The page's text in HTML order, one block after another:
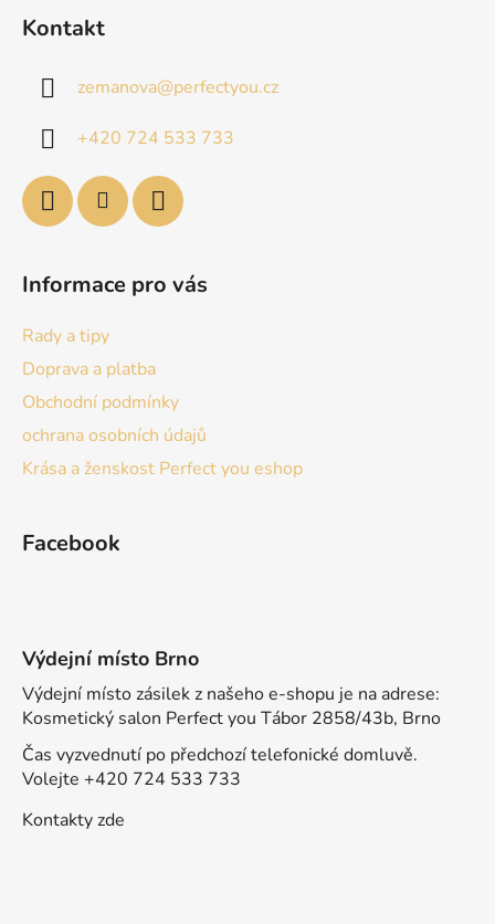
Kontakt
zemanova@perfectyou.cz
+420 724 533 733
Informace pro vás
Rady a tipy
Doprava a platba
Obchodní podmínky
ochrana osobních údajů
Krása a ženskost Perfect you eshop
Facebook
Výdejní místo Brno
Výdejní místo zásilek z našeho e-shopu je na adrese:
Kosmetický salon Perfect you Tábor 2858/43b, Brno
Čas vyzvednutí po předchozí telefonické domluvě.
Volejte +420 724 533 733
Kontakty zde